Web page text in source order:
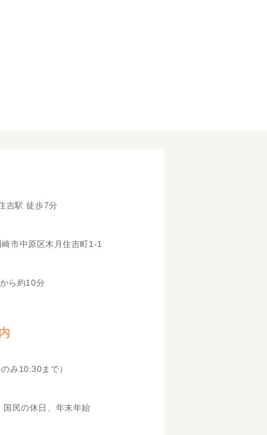
吉駅 徒歩7分
市中原区木月住吉町1-1
ら約10分
み10:30まで）
民の休日、年末年始